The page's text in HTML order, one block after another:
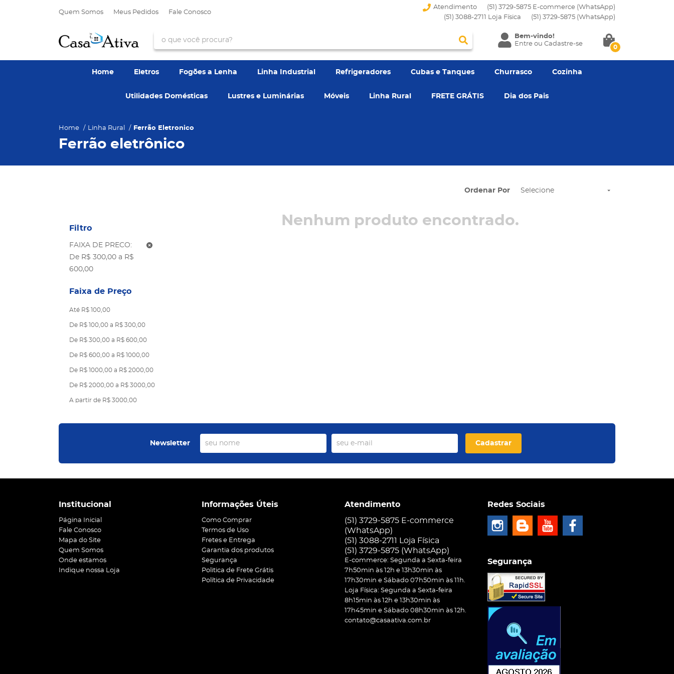
Quem Somos Meus Pedidos Fale Conosco
Atendimento
(51) 3729-5875 E-commerce (WhatsApp)
(51) 3088-2711 Loja Física
(51) 3729-5875 (WhatsApp)
Bem-vindo!
Entreou Cadastre-se 0
Home Eletros Fogões a Lenha Linha Industrial Refrigeradores Cubas e Tanques Churrasco Cozinha
Utilidades Domésticas Lustres e Luminárias Móveis Linha Rural FRETE GRÁTIS Dia dos Pais
Home Linha Rural Ferrão Eletronico
Ferrão eletrônico
Filtro
FAIXA DE PRECO:
De R$ 300,00 a R$
600,00
Faixa de Preço
Até R$ 100,00
De R$ 100,00 a R$ 300,00
De R$ 300,00 a R$ 600,00
De R$ 600,00 a R$ 1000,00
De R$ 1000,00 a R$ 2000,00
De R$ 2000,00 a R$ 3000,00
A partir de R$ 3000,00
Ordenar Por Selecione
Nenhum produto encontrado.
Newsletter Cadastrar
Institucional
Página Inicial
Fale Conosco
Mapa do Site
Quem Somos
Onde estamos
Indique nossa Loja
Informações Úteis
Como Comprar
Termos de Uso
Fretes e Entrega
Garantia dos produtos
Segurança
Politica de Frete Grátis
Política de Privacidade
Atendimento
(51) 3729-5875 E-commerce
(WhatsApp)
(51) 3088-2711 Loja Física
(51) 3729-5875 (WhatsApp)
E-commerce: Segunda a Sexta-feira
7h50min às 12h e 13h30min às
17h30min e Sábado 07h50min às 11h.
Loja Física: Segunda a Sexta-feira
8h15min às 12h e 13h30min às
17h45min e Sábado 08h30min às 12h.
contato@casaativa.com.br
Redes Sociais
Segurança